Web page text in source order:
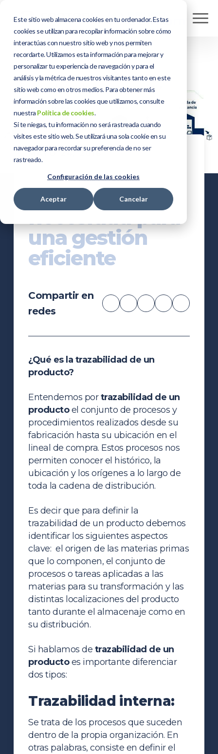
Este sitio web almacena cookies en tu ordenador. Estas
cookies se utilizan para recopilar información sobre cómo
interactúas con nuestro sitio web y nos permiten
recordarte. Utilizamos esta información para mejorar y
personalizar tu experiencia de navegación y para el
análisis y la métrica de nuestros visitantes tanto en este
sitio web como en otros medios. Para obtener más
información sobre las cookies que utilizamos, consulte
nuestra Política de cookies.
Si te niegas, tu información no será rastreada cuando
visites este sitio web. Se utilizará una sola cookie en su
navegador para recordar su preferencia de no ser
rastreado.
Configuración de las cookies
Aceptar Cancelar
MAYO 24, 2016
Trazabilidad de
un producto,
necesidad para
una gestión
eficiente
Compartir en
redes
¿Qué es la trazabilidad de un
producto?
Entendemos portrazabilidad de un
productoel conjunto de procesos y
procedimientos realizados desde su
fabricación hasta su ubicación en el
lineal de compra. Estos procesos nos
permiten conocer el histórico, la
ubicación y los orígenes a lo largo de
toda la cadena de distribución.
Es decir que para definir la
trazabilidad de un producto debemos
identificar los siguientes aspectos
clave: el origen de las materias primas
que lo componen, el conjunto de
procesos o tareas aplicadas a las
materias para su transformación y las
distintas localizaciones del producto
tanto durante el almacenaje como en
su distribución.
Si hablamos de trazabilidad de un
productoes importante diferenciar
dos tipos:
Trazabilidad interna:
Se trata de los procesos que suceden
dentro de la propia organización. En
otras palabras, consiste en definir el